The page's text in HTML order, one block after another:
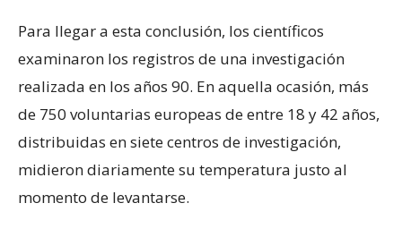
Para llegar a esta conclusión, los científicos
examinaron los registros de una investigación
realizada en los años 90. En aquella ocasión, más
de 750 voluntarias europeas de entre 18 y 42 años,
distribuidas en siete centros de investigación,
midieron diariamente su temperatura justo al
momento de levantarse.